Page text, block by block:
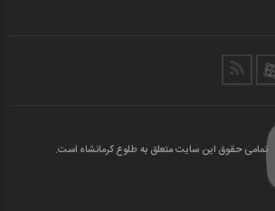
تمامی حقوق این سایت متعلق به طلوع کرمانشاه است.